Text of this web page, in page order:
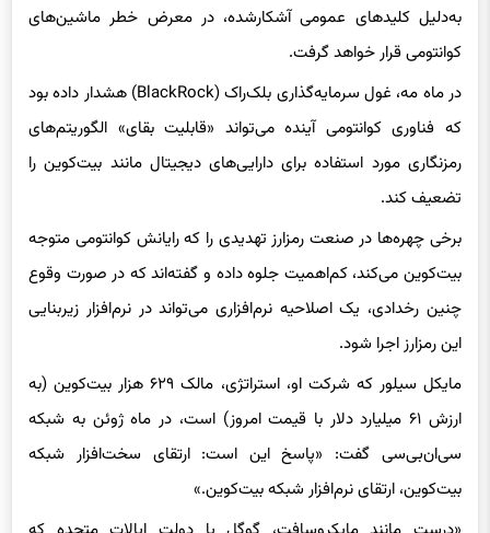
به‌‌دلیل کلیدهای عمومی آشکارشده، در معرض خطر ماشین‌های
کوانتومی قرار خواهد گرفت.
در ماه مه، غول سرمایه‌گذاری بلک‌راک (BlackRock) هشدار داده بود
که فناوری کوانتومی آینده می‌تواند «قابلیت بقای» الگوریتم‌های
رمزنگاری مورد استفاده برای دارایی‌های دیجیتال مانند بیت‌کوین را
تضعیف کند.
برخی چهره‌ها در صنعت رمز‌ارز تهدیدی را که رایانش کوانتومی متوجه
بیت‌کوین می‌کند، کم‌اهمیت جلوه داده‌ و گفته‌اند که در صورت وقوع
چنین رخدادی، یک اصلاحیه نرم‌افزاری می‌تواند در نرم‌افزار زیربنایی
این رمزارز اجرا شود.
مایکل سیلور که شرکت او، استراتژی، مالک ۶۲۹ هزار بیت‌کوین (به
ارزش ۶۱ میلیارد دلار با قیمت امروز) است، در ماه ژوئن به شبکه
سی‌ان‌بی‌سی گفت: «پاسخ این است: ارتقای سخت‌افزار شبکه
بیت‌کوین، ارتقای نرم‌افزار شبکه بیت‌کوین.»